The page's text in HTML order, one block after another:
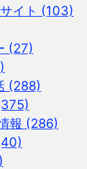
イト (103)
(27)
(288)
報 (286)